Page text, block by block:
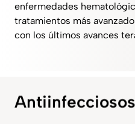
enfermedades
tratamientos más
con los últimos avances
Antiinfecciosos